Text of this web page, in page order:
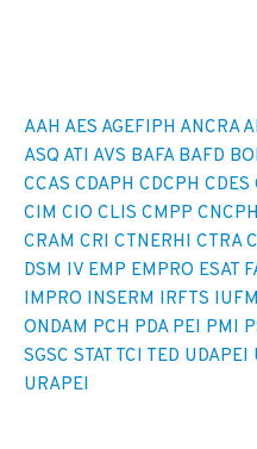
AAH AES AGEFIPH ANCRA
ASQ ATI AVS BAFA BAFD
CCAS CDAPH CDCPH CDES
CIM CIO CLIS CMPP CNCPH
CRAM CRI CTNERHI CTRA
DSM IV EMP EMPRO ESAT
IMPRO INSERM IRFTS IUFM
ONDAM PCH PDA PEI PMI
SGSC STAT TCI TED UDAPEI
URAPEI